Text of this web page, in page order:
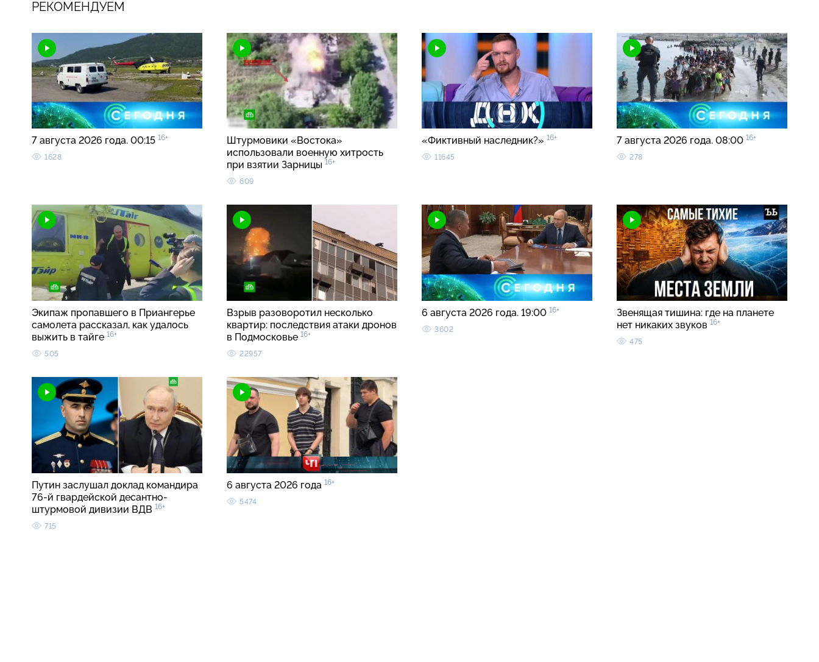
РЕКОМЕНДУЕМ
7 августа 2026 года. 00:15 16+
1628
Штурмовики «Востока»
использовали военную хитрость
при взятии Зарницы 16+
609
«Фиктивный наследник?» 16+
11645
7 августа 2026 года. 08:00 16+
278
Экипаж пропавшего в Приангерье
самолета рассказал, как удалось
выжить в тайге 16+
505
Взрыв разоворотил несколько
квартир: последствия атаки дронов
в Подмосковье 16+
22957
6 августа 2026 года. 19:00 16+
3602
Звенящая тишина: где на планете
нет никаких звуков 16+
475
Путин заслушал доклад командира
76-й гвардейской десантно-
штурмовой дивизии ВДВ 16+
715
6 августа 2026 года 16+
5474